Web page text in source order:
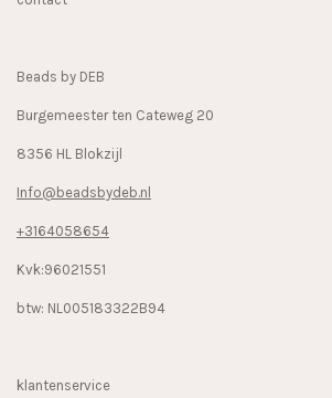
Beads by DEB
Burgemeester ten Cateweg 20
8356 HL Blokzijl
Info@beadsbydeb.nl
+3164058654
Kvk:96021551
btw: NL005183322B94
klantenservice